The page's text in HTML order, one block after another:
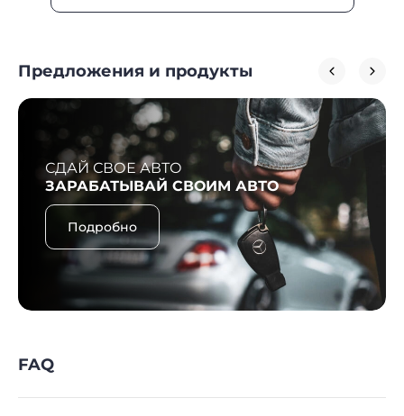
Предложения и продукты
СДАЙ СВОЕ АВТО
ЗАРАБАТЫВАЙ СВОИМ АВТО
Подробно
FAQ